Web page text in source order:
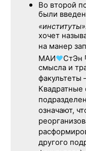
Во второй
были
хочет
на манер
МАИ♥СтЭн
смысла и
факультеты
Квадратные
означают,
другого